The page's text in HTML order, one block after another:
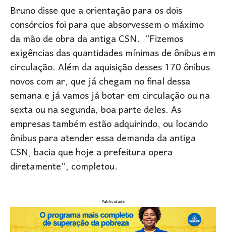
Bruno disse que a orientação para os dois
consórcios foi para que absorvessem o máximo
da mão de obra da antiga CSN. “Fizemos
exigências das quantidades mínimas de ônibus em
circulação. Além da aquisição desses 170 ônibus
novos com ar, que já chegam no final dessa
semana e já vamos já botar em circulação ou na
sexta ou na segunda, boa parte deles. As
empresas também estão adquirindo, ou locando
ônibus para atender essa demanda da antiga
CSN, bacia que hoje a prefeitura opera
diretamente”, completou.
Publicidade